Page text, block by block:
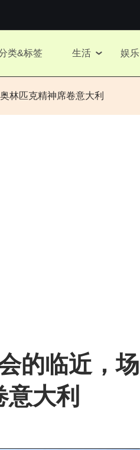
类&标签 生活 娱乐
林匹克精神席卷意大利
的临近，场
大利